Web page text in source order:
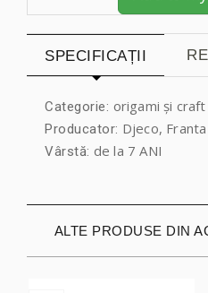
SPECIFICAȚII
Categorie: origami și
Producator: Djeco, Franta
Vârstă: de la 7 ANI
ALTE PRODUSE DIN